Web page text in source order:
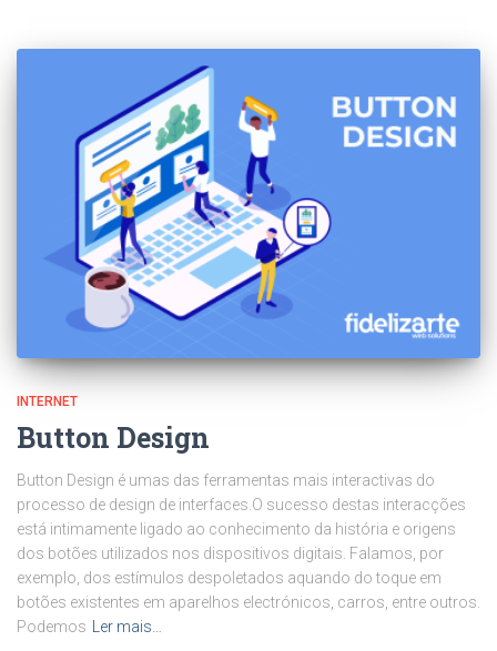
INTERNET
Button Design
Button Design é umas das ferramentas mais interactivas do
processo de design de interfaces.O sucesso destas interacções
está intimamente ligado ao conhecimento da história e origens
dos botões utilizados nos dispositivos digitais. Falamos, por
exemplo, dos estímulos despoletados aquando do toque em
botões existentes em aparelhos electrónicos, carros, entre outros.
Podemos
Ler mais…